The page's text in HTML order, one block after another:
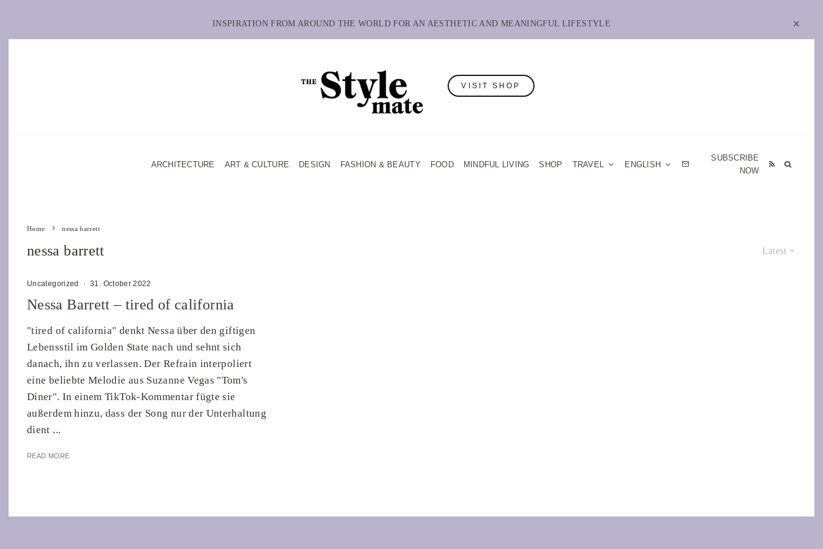
INSPIRATION FROM AROUND THE WORLD FOR AN AESTHETIC AND MEANINGFUL LIFESTYLE
VISIT SHOP
ARCHITECTURE ART & CULTURE DESIGN FASHION & BEAUTY FOOD MINDFUL LIVING SHOP TRAVEL ENGLISH
SUBSCRIBE
NOW
Home nessa barrett
Latest
nessa barrett
Uncategorized · 31. October 2022
Nessa Barrett – tired of california
"tired of california" denkt Nessa über den giftigen
Lebensstil im Golden State nach und sehnt sich
danach, ihn zu verlassen. Der Refrain interpoliert
eine beliebte Melodie aus Suzanne Vegas "Tom's
Diner". In einem TikTok-Kommentar fügte sie
außerdem hinzu, dass der Song nur der Unterhaltung
dient ...
READ MORE